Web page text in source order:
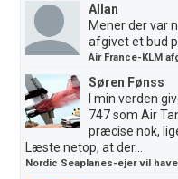
Allan
Mener der var
afgivet et bud
Air France-KLM
Søren Fønss
I min verden
747 som Air
præcise nok,
Læste netop, at der...
Nordic Seaplanes-ejer vil